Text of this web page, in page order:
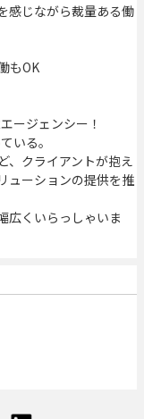
感じながら裁量ある働
もOK
ージェンシー！
いる。
、クライアントが抱え
ューションの提供を推
広くいらっしゃいま